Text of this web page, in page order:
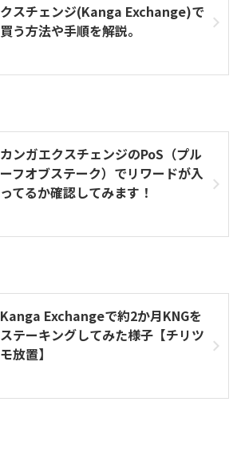
クスチェンジ(Kanga Exchange)で
買う方法や手順を解説。
カンガエクスチェンジのPoS（プル
ーフオブステーク）でリワードが入
ってるか確認してみます！
Kanga Exchangeで約2か月KNGを
ステーキングしてみた様子【チリツ
モ放置】